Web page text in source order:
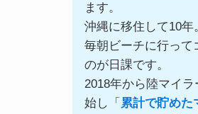
ます。
沖縄に移住して10年
毎朝ビーチに行って
のが日課です。
2018年から陸マイラ
始し「 累計で貯めた